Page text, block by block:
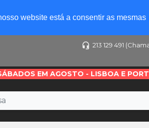
website está a consentir as mesmas
213 129 491
EM AGOSTO - LISBOA E